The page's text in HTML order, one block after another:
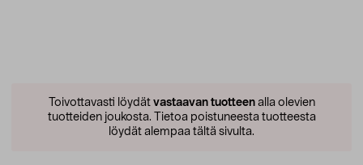
Toivottavasti löydät vastaavan tuotteenalla olevien
tuotteiden joukosta. Tietoa poistuneesta tuotteesta
löydät alempaa tältä sivulta.